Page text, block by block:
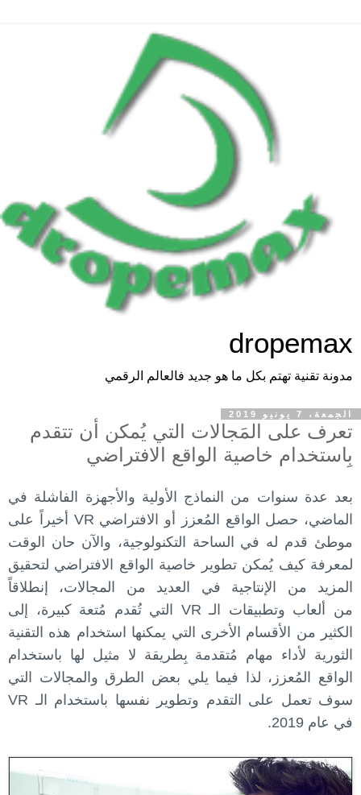
dropemax
مدونة تقنية تهتم بكل ما هو جديد فالعالم الرقمي
الجمعة، 7 يونيو 2019
تعرف على المَجالات التي يُمكن أن تتقدم
بِاستخدام خاصية الواقع الافتراضي
بعد عدة سنوات من النماذج الأولية والأجهزة الفاشلة في
الماضي، حصل الواقع المُعزز أو الافتراضي VR أخيراً على
موطئ قدم له في الساحة التكنولوجية، والآن حان الوقت
لمعرفة كيف يُمكن تطوير خاصية الواقع الافتراضي لتحقيق
المزيد من الإنتاجية في العديد من المجالات، إنطلاقاً
من ألعاب وتطبيقات الـ VR التي تُقدم مُتعة كبيرة، إلى
الكثير من الأقسام الأخرى التي يمكنها استخدام هذه التقنية
الثورية لأداء مهام مُتقدمة بِطريقة لا مثيل لها باستخدام
الواقع المُعزز، لذا فيما يلي بعض الطرق والمجالات التي
سوف تعمل على التقدم وتطوير نفسها باستخدام الـ VR
في عام 2019.